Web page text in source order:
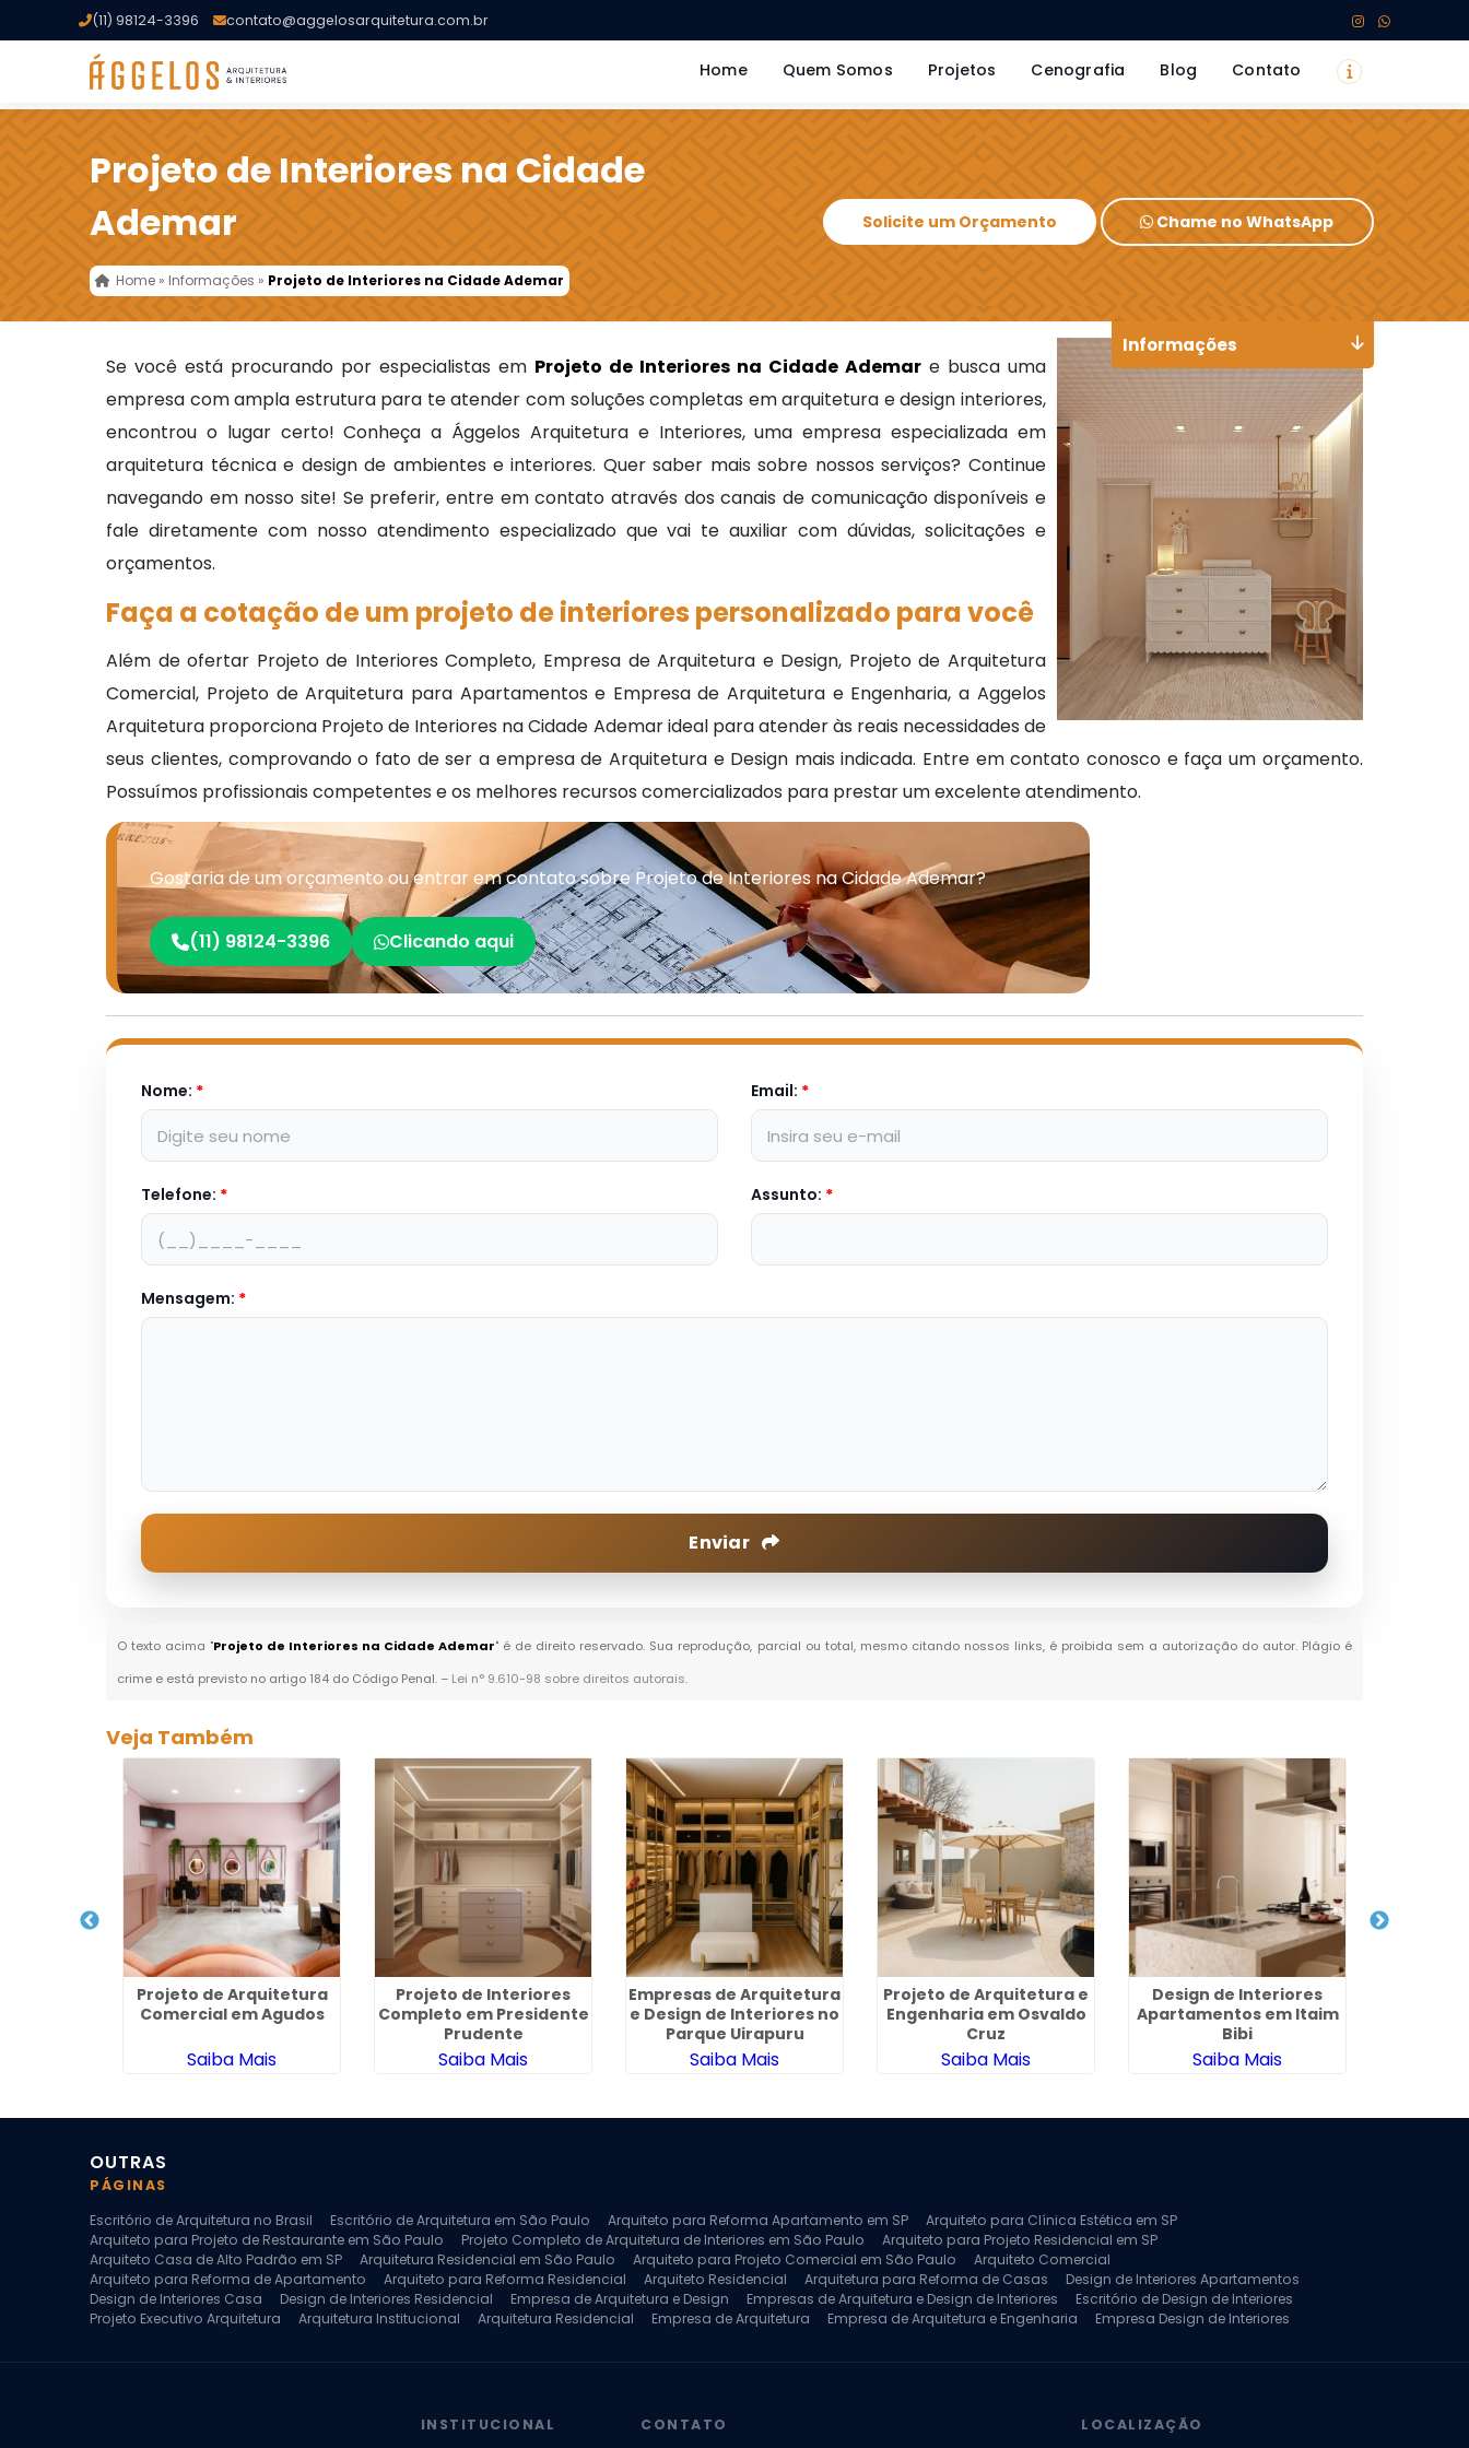
(11) 98124-3396 contato@aggelosarquitetura.com.br
Home Quem Somos Projetos Cenografia Blog Contato
Projeto de Interiores na Cidade
Ademar
Home » Informações » Projeto de Interiores na Cidade Ademar
Solicite um Orçamento Chame no WhatsApp
Se você está procurando por especialistas em Projeto de Interiores na Cidade Ademare busca uma
empresa com ampla estrutura para te atender com soluções completas em arquitetura e design interiores,
encontrou o lugar certo! Conheça a Ággelos Arquitetura e Interiores, uma empresa especializada em
arquitetura técnica e design de ambientes e interiores. Quer saber mais sobre nossos serviços? Continue
navegando em nosso site! Se preferir, entre em contato através dos canais de comunicação disponíveis e
fale diretamente com nosso atendimento especializado que vai te auxiliar com dúvidas, solicitações e
orçamentos.
Faça a cotação de um projeto de interiores personalizado para você
Além de ofertar Projeto de Interiores Completo, Empresa de Arquitetura e Design, Projeto de Arquitetura
Comercial, Projeto de Arquitetura para Apartamentos e Empresa de Arquitetura e Engenharia, a Aggelos
Arquitetura proporciona Projeto de Interiores na Cidade Ademar ideal para atender às reais necessidades de
seus clientes, comprovando o fato de ser a empresa de Arquitetura e Design mais indicada. Entre em contato conosco e faça um orçamento.
Possuímos profissionais competentes e os melhores recursos comercializados para prestar um excelente atendimento.
Gostaria de um orçamento ou entrar em contato sobre Projeto de Interiores na Cidade Ademar?
(11) 98124-3396 Clicando aqui
Nome: * Email: *
Telefone: * Assunto: *
Mensagem: *
Enviar
O texto acima "Projeto de Interiores na Cidade Ademar" é de direito reservado. Sua reprodução, parcial ou total, mesmo citando nossos links, é proibida sem a autorização do autor. Plágio é
crime e está previsto no artigo 184 do Código Penal. – Lei n° 9.610-98 sobre direitos autorais.
Informações
Veja Também
Projeto de Arquitetura
Comercial em Agudos
Saiba Mais
Projeto de Interiores
Completo em Presidente
Prudente
Saiba Mais
Empresas de Arquitetura
e Design de Interiores no
Parque Uirapuru
Saiba Mais
Projeto de Arquitetura e
Engenharia em Osvaldo
Cruz
Saiba Mais
Design de Interiores
Apartamentos em Itaim
Bibi
Saiba Mais
OUTRAS
PÁGINAS
Escritório de Arquitetura no Brasil
Escritório de Arquitetura em São Paulo Arquiteto para Reforma Apartamento em SP
Arquiteto para Clínica Estética em SP
Arquiteto para Projeto de Restaurante em São Paulo
Projeto Completo de Arquitetura de Interiores em São Paulo
Arquiteto para Projeto Residencial em SP
Arquiteto Casa de Alto Padrão em SP
Arquitetura Residencial em São Paulo Arquiteto para Projeto Comercial em São Paulo
Arquiteto Comercial
Arquiteto para Reforma de Apartamento
Arquiteto para Reforma Residencial Arquiteto Residencial Arquitetura para Reforma de Casas
Design de Interiores Apartamentos
Design de Interiores Casa
Design de Interiores Residencial Empresa de Arquitetura e Design Empresas de Arquitetura e Design de Interiores
Escritório de Design de Interiores
Projeto Executivo Arquitetura
Arquitetura Institucional Arquitetura Residencial Empresa de Arquitetura Empresa de Arquitetura e Engenharia
Empresa Design de Interiores
INSTITUCIONAL CONTATO LOCALIZAÇÃO